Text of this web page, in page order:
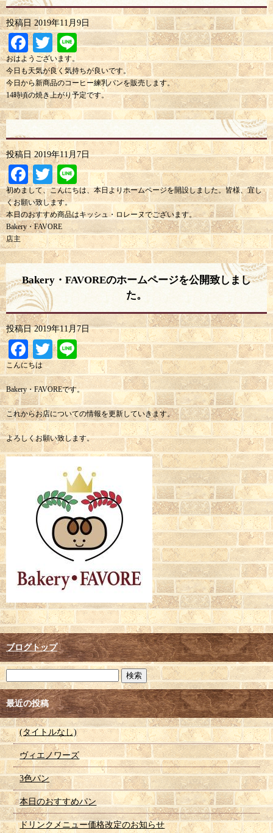
投稿日 2019年11月9日
Facebook
Twitter
Line
おはようございます。
今日も天気が良く気持ちが良いです。
今日から新商品のコーヒー練乳パンを販売します。
14時頃の焼き上がり予定です。
投稿日 2019年11月7日
Facebook
Twitter
Line
初めまして、こんにちは、本日よりホームページを開設しました。皆様、宜し
くお願い致します。
本日のおすすめ商品はキッシュ・ロレーヌでございます。
Bakery・FAVORE
店主
Bakery・FAVOREのホームページを公開致しまし
た。
投稿日 2019年11月7日
Facebook
Twitter
Line
こんにちは
Bakery・FAVOREです。
これからお店についての情報を更新していきます。
よろしくお願い致します。
ブログトップ
最近の投稿
(タイトルなし)
ヴィエノワーズ
3色パン
本日のおすすめパン
ドリンクメニュー価格改定のお知らせ